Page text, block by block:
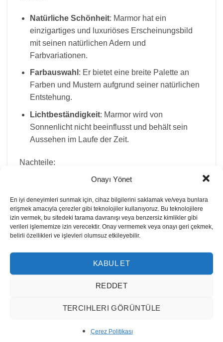
Onayı Yönet
En iyi deneyimleri sunmak için, cihaz bilgilerini saklamak ve/veya bunlara
erişmek amacıyla çerezler gibi teknolojiler kullanıyoruz. Bu teknolojilere
izin vermek, bu sitedeki tarama davranışı veya benzersiz kimlikler gibi
verileri işlememize izin verecektir. Onay vermemek veya onayı geri çekmek,
belirli özellikleri ve işlevleri olumsuz etkileyebilir.
KABUL ET
REDDET
TERCIHLERI GÖRÜNTÜLE
Çerez Politikası
Natürliche Schönheit: Marmor hat ein
einzigartiges und luxuriöses Erscheinungsbild
mit seinen natürlichen Adern und
Farbvariationen.
Farbauswahl : Er bietet eine breite Palette an
Farben und Mustern aufgrund seiner natürlichen
Entstehung.
Lichtbeständigkeit: Marmor wird von
Sonnenlicht nicht beeinflusst und behält sein
Aussehen im Laufe der Zeit.
Nachteile:
Marmor erfordert mehr Pflege
als Cimstone. Er muss regelmäßig versiegelt
werden, um Flecken und Schäden zu vermeiden.
Stoßempfindlichkeit: Marmorarbeitsplatten sind
weniger stoßfest und können leichter durch
schwere Gegenstände beschädigt werden.
Cimstone
Cimstone hingegen ist ein hergestelltes Produkt aus
Quarz und Polyesterharzen. Es ist so konzipiert,